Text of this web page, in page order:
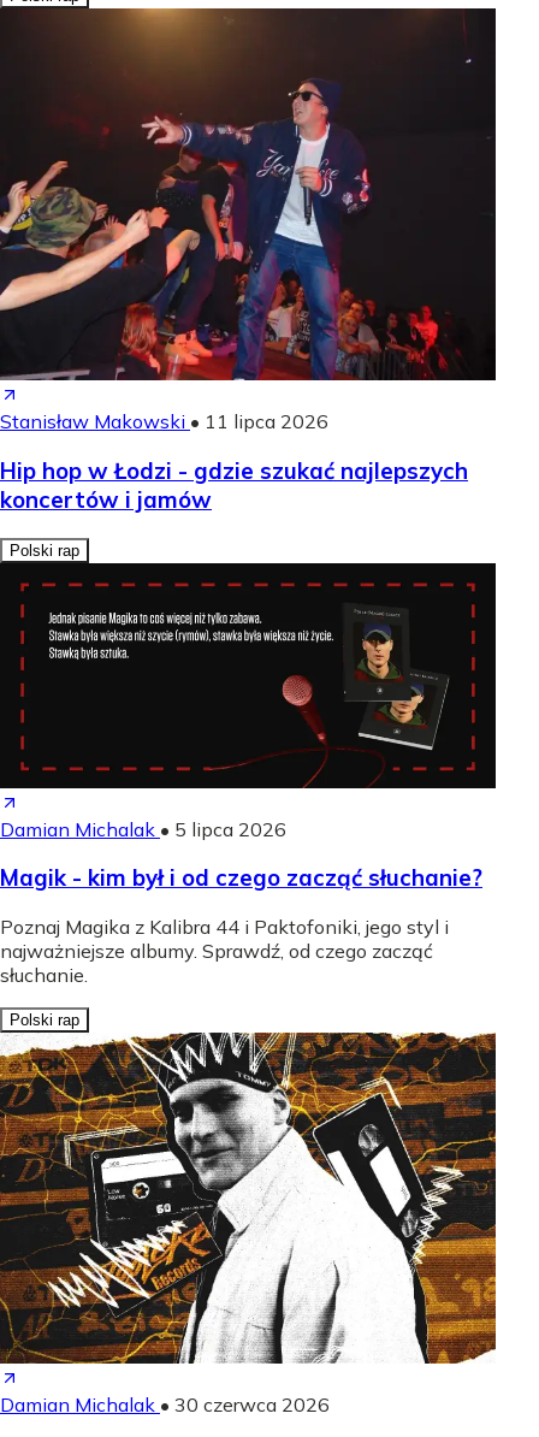
Stanisław Makowski • 11 lipca 2026
Hip hop w Łodzi - gdzie szukać najlepszych
koncertów i jamów
Polski rap
Damian Michalak • 5 lipca 2026
Magik - kim był i od czego zacząć słuchanie?
Poznaj Magika z Kalibra 44 i Paktofoniki, jego styl i
najważniejsze albumy. Sprawdź, od czego zacząć
słuchanie.
Polski rap
Damian Michalak • 30 czerwca 2026